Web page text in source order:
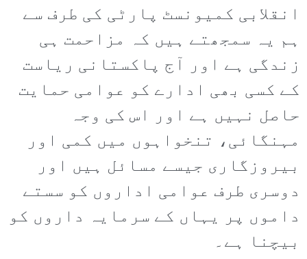
انقلابی کمیونسٹ پارٹی کی طرف سے
ہم یہ سمجھتے ہیں کہ مزاحمت ہی
زندگی ہے اور آج پاکستانی ریاست
کے کسی بھی ادارے کو عوامی حمایت
حاصل نہیں ہے اور اس کی وجہ
مہنگائی، تنخواہوں میں کمی اور
بیروزگاری جیسے مسائل ہیں اور
دوسری طرف عوامی اداروں کو سستے
داموں پر یہاں کے سرمایہ داروں کو
بیچنا ہے۔